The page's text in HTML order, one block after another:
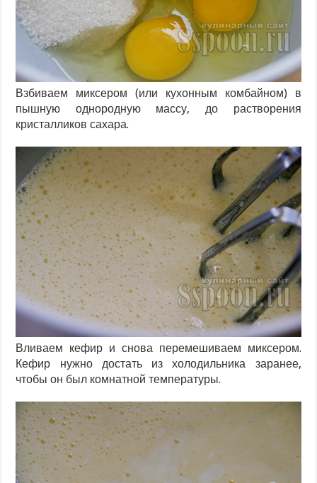
Взбиваем миксером (или кухонным комбайном) в
пышную однородную массу, до растворения
кристалликов сахара.
Вливаем кефир и снова перемешиваем миксером.
Кефир нужно достать из холодильника заранее,
чтобы он был комнатной температуры.